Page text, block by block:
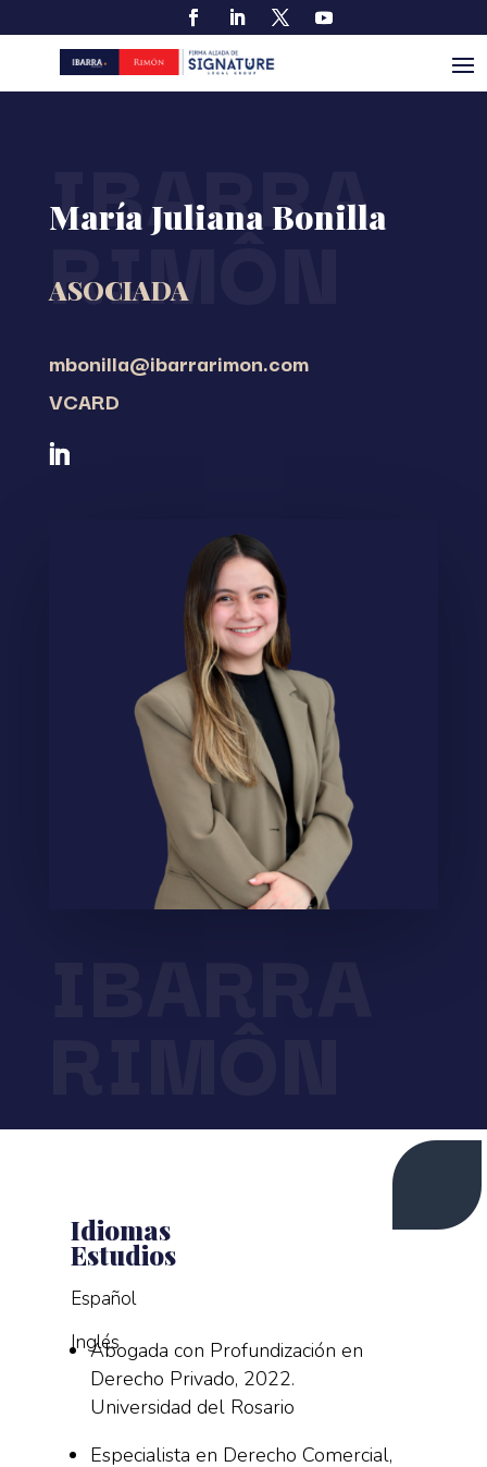
María Juliana Bonilla
ASOCIADA
mbonilla@ibarrarimon.com
VCARD
Idiomas
Español
Inglés
Estudios
Abogada con Profundización en
Derecho Privado, 2022.
Universidad del Rosario
Especialista en Derecho Comercial,
IBARRA
RIMÔN